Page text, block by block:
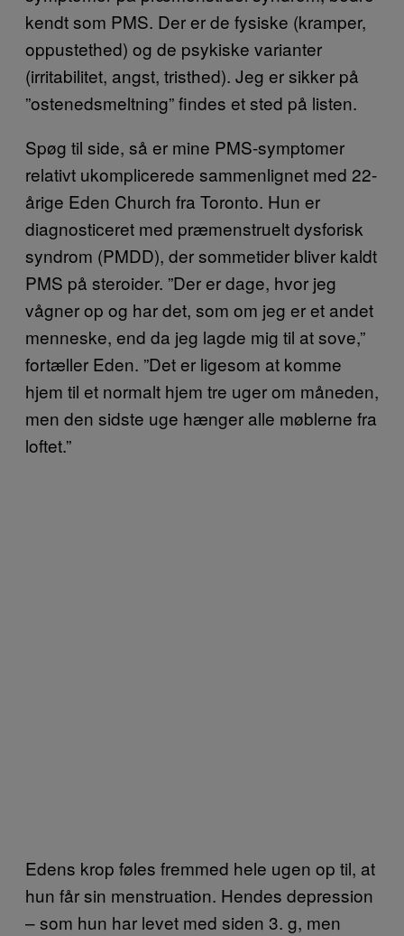
kendt som PMS. Der er de fysiske (kramper,
oppustethed) og de psykiske varianter
(irritabilitet, angst, tristhed). Jeg er sikker på
”ostenedsmeltning” findes et sted på listen.
Spøg til side, så er mine PMS-symptomer
relativt ukomplicerede sammenlignet med 22-
årige Eden Church fra Toronto. Hun er
diagnosticeret med præmenstruelt dysforisk
syndrom (PMDD), der sommetider bliver kaldt
PMS på steroider. ”Der er dage, hvor jeg
vågner op og har det, som om jeg er et andet
menneske, end da jeg lagde mig til at sove,”
fortæller Eden. ”Det er ligesom at komme
hjem til et normalt hjem tre uger om måneden,
men den sidste uge hænger alle møblerne fra
loftet.”
Edens krop føles fremmed hele ugen op til, at
hun får sin menstruation. Hendes depression
– som hun har levet med siden 3. g, men